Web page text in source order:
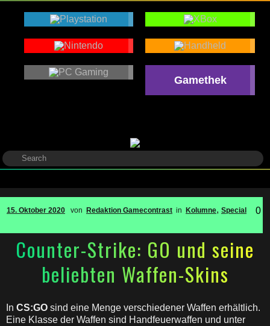
Gamethek
15. Oktober 2020 von Redaktion Gamecontrast in Kolumne, Special 0
Counter-Strike: GO und seine
beliebten Waffen-Skins
In CS:GO sind eine Menge verschiedener Waffen erhältlich.
Eine Klasse der Waffen sind Handfeuerwaffen und unter